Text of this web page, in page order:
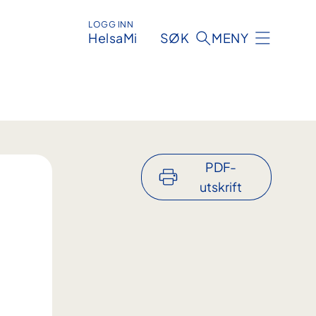
LOGG INN
HelsaMi SØK MENY
PDF-
utskrift